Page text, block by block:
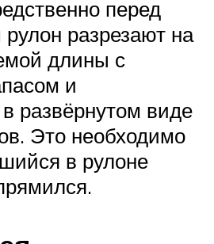
перед
разрезают на
длины с
и
развёрнутом виде
Это необходимо
в рулоне